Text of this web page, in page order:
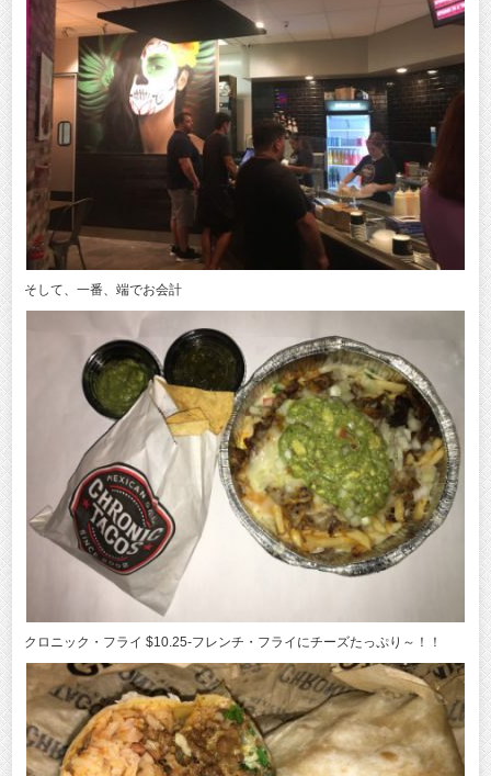
そして、一番、端でお会計
クロニック・フライ $10.25-フレンチ・フライにチーズたっぷり～！！